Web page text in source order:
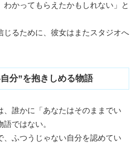
わかってもらえたかもしれない」と
じるために、彼女はまたスタジオへ
分”を抱きしめる物語
、誰かに「あなたはそのままでい
ではない。
、ふつうじゃない自分を認めてい